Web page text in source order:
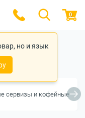
но и язык
0
сервизы и кофейные